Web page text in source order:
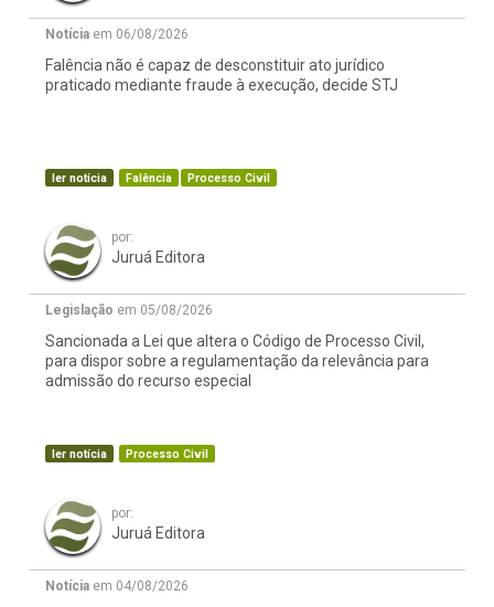
Notícia em 06/08/2026
Falência não é capaz de desconstituir ato jurídico
praticado mediante fraude à execução, decide STJ
ler notícia Falência Processo Civil
por:
Juruá Editora
Legislação em 05/08/2026
Sancionada a Lei que altera o Código de Processo Civil,
para dispor sobre a regulamentação da relevância para
admissão do recurso especial
ler notícia Processo Civil
por:
Juruá Editora
Notícia em 04/08/2026